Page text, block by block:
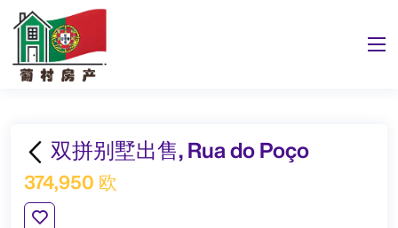
双拼别墅出售, Rua do Poço
374,950 欧